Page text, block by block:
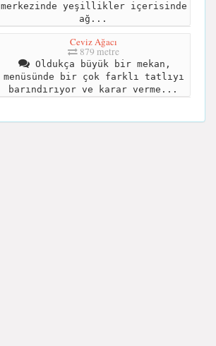
merkezinde yeşillikler içerisinde
ağ...
Ceviz Ağacı
879 metre
Oldukça büyük bir mekan,
menüsünde bir çok farklı tatlıyı
barındırıyor ve karar verme...